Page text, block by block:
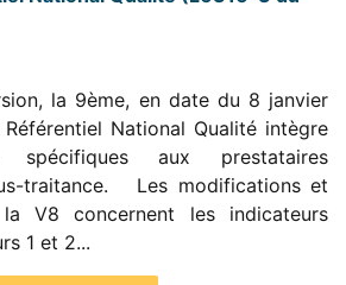
la 9ème, en date du 8 janvier
National Qualité intègre
spécifiques aux prestataires
traitance. Les modifications et
V8 concernent les indicateurs
1 et 2...